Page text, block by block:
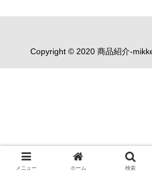
Copyright © 2020 商品紹介-
メニュー ホーム 検索